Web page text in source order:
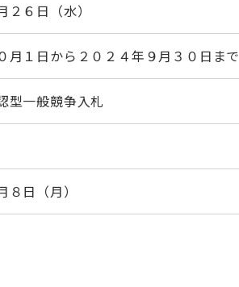
２６日（水）
月１日から２０２４年９月３０日まで
型一般競争入札
８日（月）